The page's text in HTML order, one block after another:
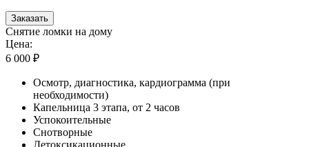
Заказать
Снятие ломки на дому
Цена:
6 000 ₽
Осмотр, диагностика, кардиограмма (при
необходимости)
Капельница 3 этапа, от 2 часов
Успокоительные
Снотворные
Детоксикационные